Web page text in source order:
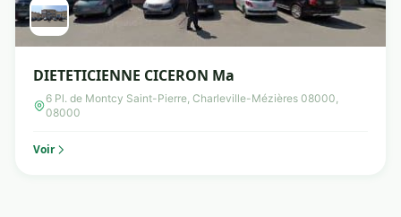
DIETETICIENNE CICERON Ma
6 Pl. de Montcy Saint-Pierre, Charleville-Mézières 08000,
08000
Voir